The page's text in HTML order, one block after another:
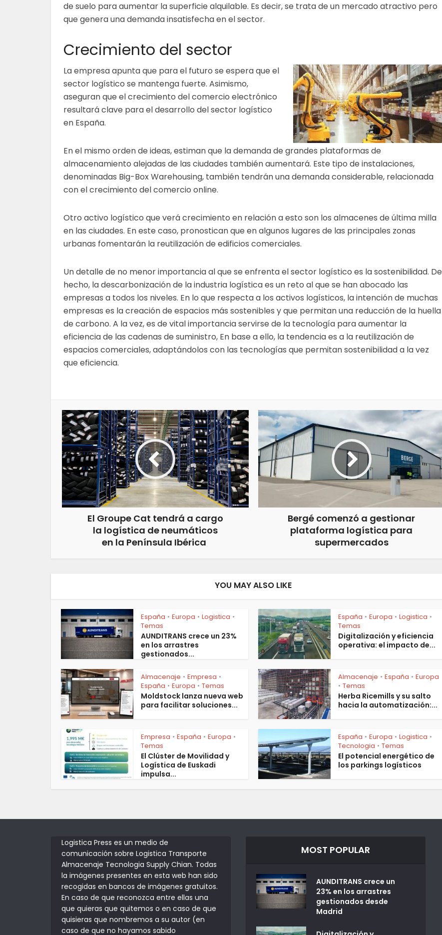
de suelo para aumentar la superficie alquilable. Es decir, se trata de un mercado atractivo pero
que genera una demanda insatisfecha en el sector.
Crecimiento del sector
La empresa apunta que para el futuro se espera que el
sector logístico se mantenga fuerte. Asimismo,
aseguran que el crecimiento del comercio electrónico
resultará clave para el desarrollo del sector logístico
en España.
En el mismo orden de ideas, estiman que la demanda de grandes plataformas de
almacenamiento alejadas de las ciudades también aumentará. Este tipo de instalaciones,
denominadas Big-Box Warehousing, también tendrán una demanda considerable, relacionada
con el crecimiento del comercio online.
Otro activo logístico que verá crecimiento en relación a esto son los almacenes de última milla
en las ciudades. En este caso, pronostican que en algunos lugares de las principales zonas
urbanas fomentarán la reutilización de edificios comerciales.
Un detalle de no menor importancia al que se enfrenta el sector logístico es la sostenibilidad. De
hecho, la descarbonización de la industria logística es un reto al que se han abocado las
empresas a todos los niveles. En lo que respecta a los activos logísticos, la intención de muchas
empresas es la creación de espacios más sostenibles y que permitan una reducción de la huella
de carbono. A la vez, es de vital importancia servirse de la tecnología para aumentar la
eficiencia de las cadenas de suministro, En base a ello, la tendencia es a la reutilización de
espacios comerciales, adaptándolos con las tecnologías que permitan sostenibilidad a la vez
que eficiencia.
El Groupe Cat tendrá a cargo
la logística de neumáticos
en la Península Ibérica
Bergé comenzó a gestionar
plataforma logística para
supermercados
YOU MAY ALSO LIKE
España • Europa • Logistica •
Temas
AUNDITRANS crece un 23%
en los arrastres
gestionados...
España • Europa • Logistica •
Temas
Digitalización y eficiencia
operativa: el impacto de...
Almacenaje • Empresa •
España • Europa • Temas
Moldstock lanza nueva web
para facilitar soluciones...
Almacenaje • España • Europa
• Temas
Herba Ricemills y su salto
hacia la automatización:...
Empresa • España • Europa •
Temas
El Clúster de Movilidad y
Logística de Euskadi
impulsa...
España • Europa • Logistica •
Tecnologia • Temas
El potencial energético de
los parkings logísticos
Logistica Press es un medio de
comunicación sobre Logistica Transporte
Almacenaje Tecnologia Supply Chian. Todas
la imágenes presentes en esta web han sido
recogidas en bancos de imágenes gratuitos.
En caso de que reconozca entre ellas una
que quieras que quitemos o en caso de que
quisieras que nombremos a su autor (en
caso de que no hayamos sabido
MOST POPULAR
AUNDITRANS crece un
23% en los arrastres
gestionados desde
Madrid